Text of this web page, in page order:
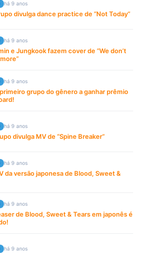
há 9 anos
divulga dance practice de “Not Today”
há 9 anos
e Jungkook fazem cover de “We don’t
há 9 anos
grupo do gênero a ganhar prêmio
há 9 anos
divulga MV de “Spine Breaker”
há 9 anos
da versão japonesa de Blood, Sweet &
há 9 anos
de Blood, Sweet & Tears em japonês é
há 9 anos